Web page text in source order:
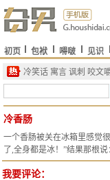
初页 包袱 嘚啵 见识
冷笑话 寓言 讽刺 咬文
冷香肠
一个香肠被关在冰箱里感觉
了,全身都是冰！”结果那根
我要评论：